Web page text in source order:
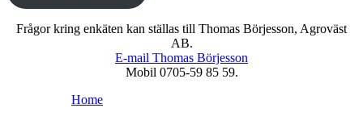
Frågor kring enkäten kan ställas till Thomas Börjesson, Agroväst
AB.
E-mail Thomas Börjesson
Mobil 0705-59 85 59.
Home